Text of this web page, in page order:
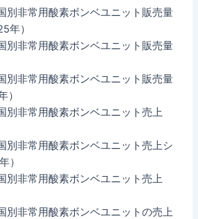
別非常用酸素ボンベユニット販売量
年）
別非常用酸素ボンベユニット販売量
別非常用酸素ボンベユニット販売量
）
別非常用酸素ボンベユニット売上
別非常用酸素ボンベユニット売上シ
）
別非常用酸素ボンベユニット売上
別非常用酸素ボンベユニットの売上